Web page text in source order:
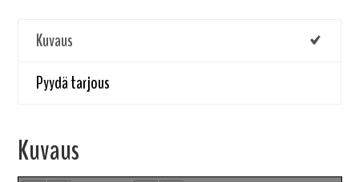
Kuvaus
Pyydä tarjous
Kuvaus